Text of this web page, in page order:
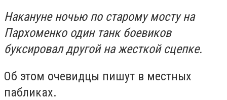
Накануне ночью по старому мосту на
Пархоменко один танк боевиков
буксировал другой на жесткой сцепке.
Об этом очевидцы пишут в местных
пабликах.